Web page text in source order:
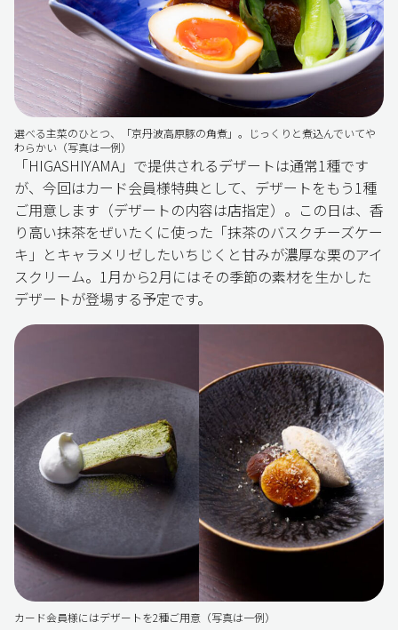
選べる主菜のひとつ、「京丹波高原豚の角煮」。じっくりと煮込んでいてや
わらかい（写真は一例）
「HIGASHIYAMA」で提供されるデザートは通常1種です
が、今回はカード会員様特典として、デザートをもう1種
ご用意します（デザートの内容は店指定）。この日は、香
り高い抹茶をぜいたくに使った「抹茶のバスクチーズケー
キ」とキャラメリゼしたいちじくと甘みが濃厚な栗のアイ
スクリーム。1月から2月にはその季節の素材を生かした
デザートが登場する予定です。
カード会員様にはデザートを2種ご用意（写真は一例）